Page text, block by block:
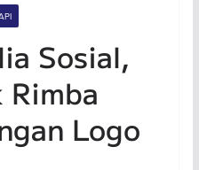
Sosial,
Rimba
Logo